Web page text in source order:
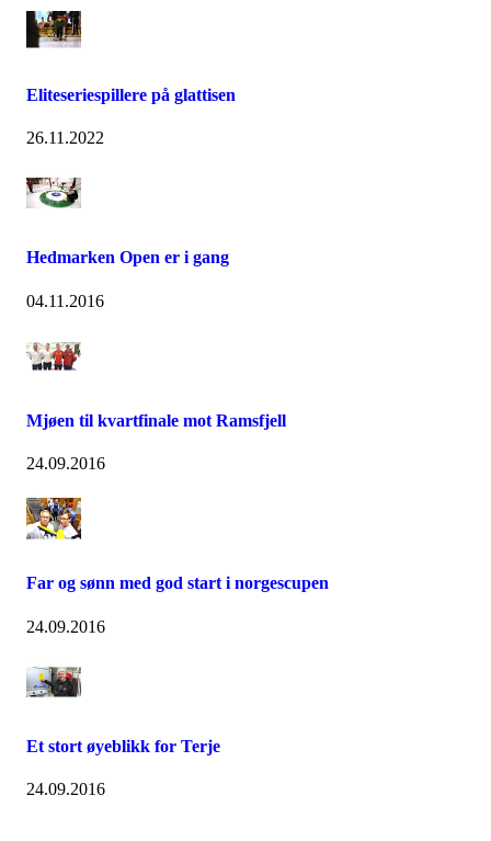
Eliteseriespillere på glattisen
26.11.2022
Hedmarken Open er i gang
04.11.2016
Mjøen til kvartfinale mot Ramsfjell
24.09.2016
Far og sønn med god start i norgescupen
24.09.2016
Et stort øyeblikk for Terje
24.09.2016